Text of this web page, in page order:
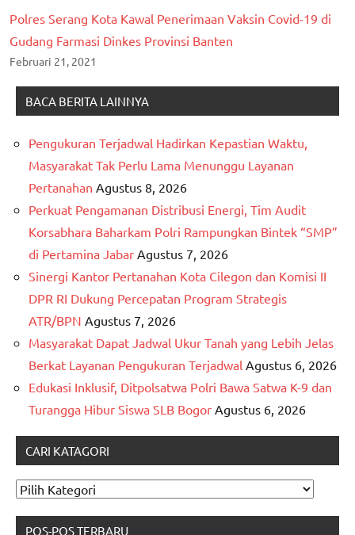
Polres Serang Kota Kawal Penerimaan Vaksin Covid-19 di
Gudang Farmasi Dinkes Provinsi Banten
Februari 21, 2021
BACA BERITA LAINNYA
Pengukuran Terjadwal Hadirkan Kepastian Waktu,
Masyarakat Tak Perlu Lama Menunggu Layanan
Pertanahan Agustus 8, 2026
Perkuat Pengamanan Distribusi Energi, Tim Audit
Korsabhara Baharkam Polri Rampungkan Bintek “SMP”
di Pertamina Jabar Agustus 7, 2026
Sinergi Kantor Pertanahan Kota Cilegon dan Komisi II
DPR RI Dukung Percepatan Program Strategis
ATR/BPN Agustus 7, 2026
Masyarakat Dapat Jadwal Ukur Tanah yang Lebih Jelas
Berkat Layanan Pengukuran Terjadwal Agustus 6, 2026
Edukasi Inklusif, Ditpolsatwa Polri Bawa Satwa K-9 dan
Turangga Hibur Siswa SLB Bogor Agustus 6, 2026
CARI KATAGORI
CARI
POS-POS TERBARU